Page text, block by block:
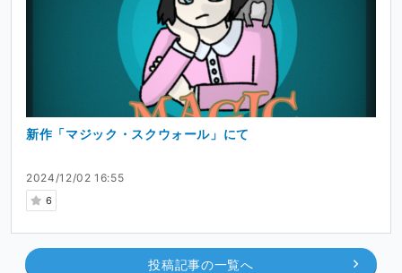
2024/12/02 16:55
6
新作「マジック・スクウォール」にて
投稿記事の一覧へ